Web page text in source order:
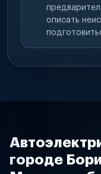
описать
городе